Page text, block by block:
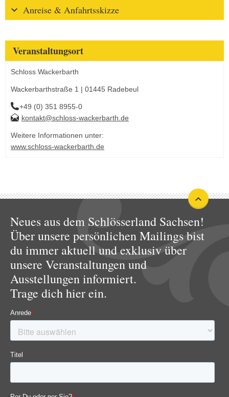
Anreise & Anfahrtsskizze
Veranstaltungsort
Schloss Wackerbarth
Wackerbarthstraße 1 | 01445 Radebeul
+49 (0) 351 8955-0
kontakt@schloss-wackerbarth.de
Weitere Informationen unter:
www.schloss-wackerbarth.de
Neues aus dem Schlösserland Sachsen!
Über unsere persönlichen Mailings bist
du immer aktuell und exklusiv über
unsere Veranstaltungen und
Ausstellungen informiert.
Trage dich hier ein.